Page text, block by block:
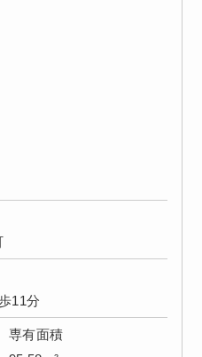
11分
専有面積